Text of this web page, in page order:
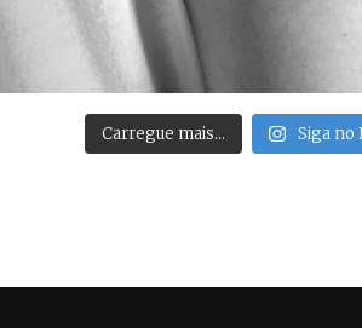
Carregue mais… Siga no